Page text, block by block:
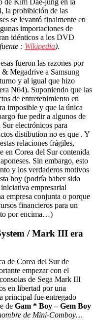
de Kim Dae-jung en la
la prohibición de las
se levantó finalmente en
importaciones de
idénticos a los DVD
: Wikipedia).
fueron las razones por
& Megadrive a Samsung
y al igual que hizo
N64). Suponiendo que las
de entretenimiento en
imposible y que la única
fue pedir a algunos de
electrónicos para
distibution no es que . Y
relaciones frágiles,
en Corea del Sur contenida
Sin embargo, esto
y los verdaderos motivos
hoy (podría haber sido
empresarial
empresa conjunta o porque
financieros para un
por encima…)
/ Mark III era
de Corea del Sur de
empezar con el
de Sega Mark III
en libertad por una
principal fue entregado
de Gam * Boy – Gem Boy
de Mini-Comboy…